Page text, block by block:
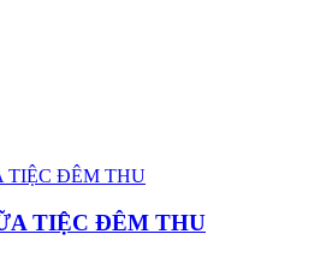
TIỆC ĐÊM THU